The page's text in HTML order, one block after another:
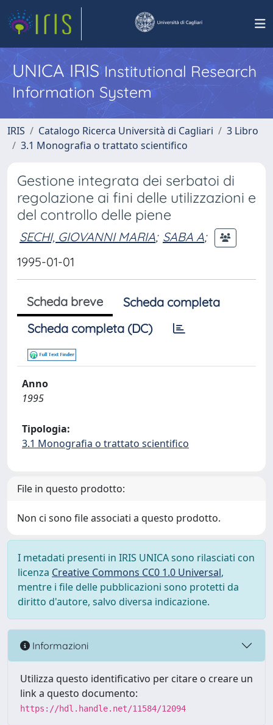
UNICA IRISInstitutional Research
Information System
IRIS Catalogo Ricerca Università di Cagliari
3 Libro
3.1 Monografia o trattato scientifico
Gestione integrata dei serbatoi di
regolazione ai fini delle utilizzazioni e
del controllo delle piene
SECHI, GIOVANNI MARIA; SABA A;
1995-01-01
Scheda breve
Scheda completa
Scheda completa (DC)
Anno
1995
Tipologia:
3.1 Monografia o trattato scientifico
File in questo prodotto:
Non ci sono file associati a questo prodotto.
I metadati presenti in IRIS UNICA sono rilasciati con
licenza Creative Commons CC0 1.0 Universal,
mentre i file delle pubblicazioni sono protetti da
diritto d'autore, salvo diversa indicazione.
Informazioni
Utilizza questo identificativo per citare o creare un
link a questo documento:
https://hdl.handle.net/11584/12094